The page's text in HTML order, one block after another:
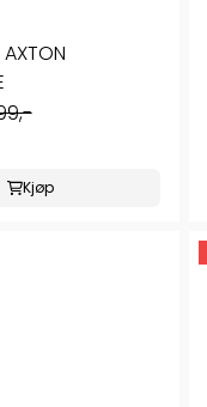
Kjøp